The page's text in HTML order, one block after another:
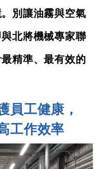
別讓油霧與空氣
北將機械專家聯
精準、最有效的
工健康，
工作效率